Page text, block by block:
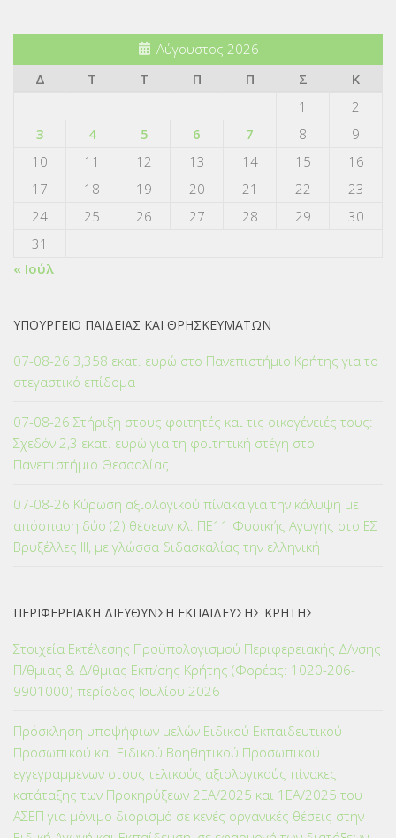
Αύγουστος 2026
Δ
Τ Τ Π Π Σ
Κ
1
2
3
4 5 6 7 8
9
10
11 12 13 14 15
16
17
18 19 20 21 22
23
24
25 26 27 28 29
30
31
« Ιούλ
ΥΠΟΥΡΓΕΙΟ ΠΑΙΔΕΙΑΣ ΚΑΙ ΘΡΗΣΚΕΥΜΑΤΩΝ
07-08-26 3,358 εκατ. ευρώ στο Πανεπιστήμιο Κρήτης για το
στεγαστικό επίδομα
07-08-26 Στήριξη στους φοιτητές και τις οικογένειές τους:
Σχεδόν 2,3 εκατ. ευρώ για τη φοιτητική στέγη στο
Πανεπιστήμιο Θεσσαλίας
07-08-26 Κύρωση αξιολογικού πίνακα για την κάλυψη με
απόσπαση δύο (2) θέσεων κλ. ΠΕ11 Φυσικής Αγωγής στο ΕΣ
Βρυξέλλες ΙΙΙ, με γλώσσα διδασκαλίας την ελληνική
ΠΕΡΙΦΕΡΕΙΑΚΗ ΔΙΕΥΘΥΝΣΗ ΕΚΠΑΙΔΕΥΣΗΣ ΚΡΗΤΗΣ
Στοιχεία Εκτέλεσης Προϋπολογισμού Περιφερειακής Δ/νσης
Π/θμιας & Δ/θμιας Εκπ/σης Κρήτης (Φορέας: 1020-206-
9901000) περίοδος Ιουλίου 2026
Πρόσκληση υποψήφιων μελών Ειδικού Εκπαιδευτικού
Προσωπικού και Ειδικού Βοηθητικού Προσωπικού
εγγεγραμμένων στους τελικούς αξιολογικούς πίνακες
κατάταξης των Προκηρύξεων 2ΕΑ/2025 και 1ΕΑ/2025 του
ΑΣΕΠ για μόνιμο διορισμό σε κενές οργανικές θέσεις στην